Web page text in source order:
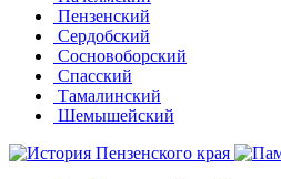
Пензенский
Сердобский
Сосновоборский
Спасский
Тамалинский
Шемышейский